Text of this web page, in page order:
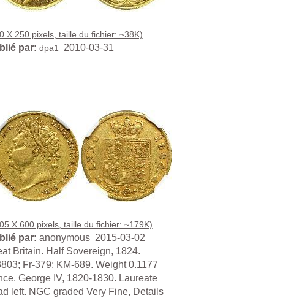
X 250 pixels, taille du fichier: ~38K)
par: dpa1 2010-03-31
X 600 pixels, taille du fichier: ~179K)
par: anonymous 2015-03-02
Britain. Half Sovereign, 1824.
Fr-379; KM-689. Weight 0.1177
George IV, 1820-1830. Laureate
left. NGC graded Very Fine, Details